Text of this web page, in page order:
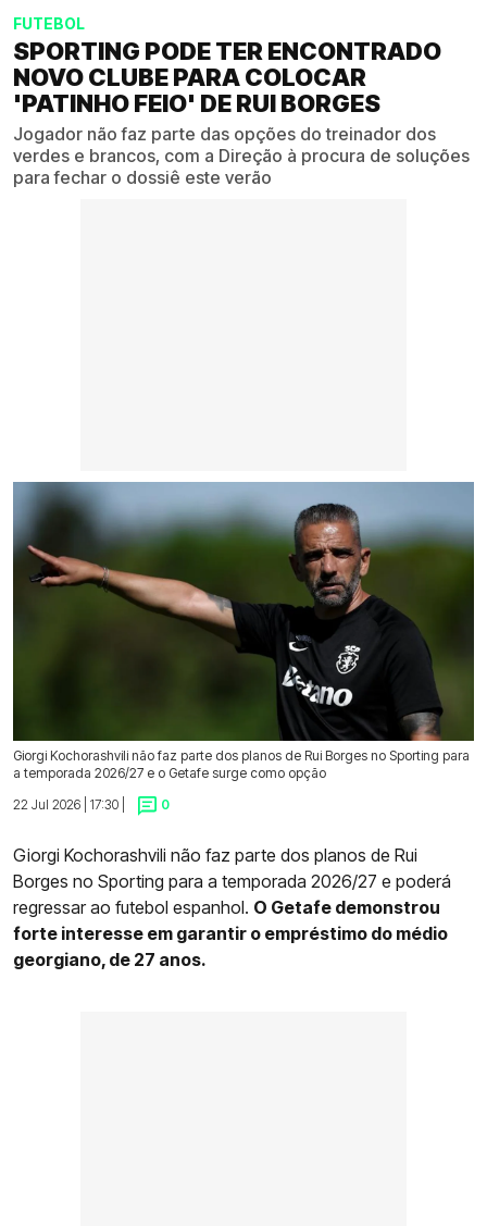
FUTEBOL
SPORTING PODE TER ENCONTRADO
NOVO CLUBE PARA COLOCAR
'PATINHO FEIO' DE RUI BORGES
Jogador não faz parte das opções do treinador dos
verdes e brancos, com a Direção à procura de soluções
para fechar o dossiê este verão
Giorgi Kochorashvili não faz parte dos planos de Rui Borges no Sporting para
a temporada 2026/27 e o Getafe surge como opção
22 Jul 2026 | 17:30 |
0
Giorgi Kochorashvili não faz parte dos planos de Rui
Borges no Sporting para a temporada 2026/27 e poderá
regressar ao futebol espanhol. O Getafe demonstrou
forte interesse em garantir o empréstimo do médio
georgiano, de 27 anos.